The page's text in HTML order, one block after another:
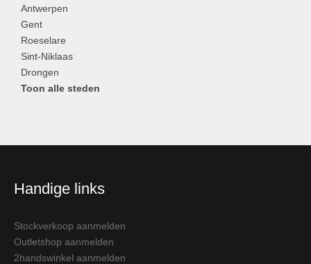
Antwerpen
Gent
Roeselare
Sint-Niklaas
Drongen
Toon alle steden
Handige links
Stockverkoop aanmelden
Outletshop aanmelden
2handswinkel aanmelden